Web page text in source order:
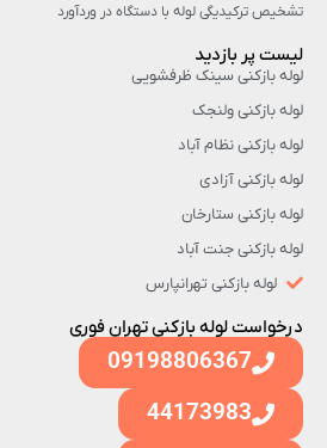
تشخیص ترکیدیگی لوله با دستگاه در وردآورد
لیست پر بازدید
لوله بازکنی سینک ظرفشویی
لوله بازکنی ولنجک
لوله بازکنی نظام آباد
لوله بازکنی آزادی
لوله بازکنی ستارخان
لوله بازکنی جنت آباد
لوله بازکنی تهرانپارس
درخواست لوله بازکنی تهران فوری
09198806367
44173983